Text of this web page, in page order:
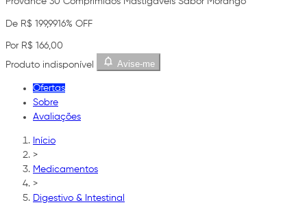
De R$ 199,9916% OFF
Por R$ 166,00
Produto indisponível
Avise-me
Ofertas
Sobre
Avaliações
Início
>
Medicamentos
>
Digestivo & Intestinal